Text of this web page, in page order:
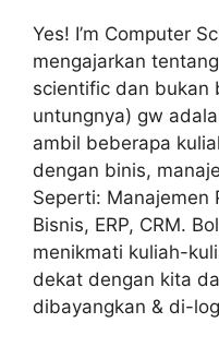
Yes! I’m Computer
mengajarkan
scientific dan bukan
untungnya) gw
ambil beberapa
dengan binis,
Seperti: Manajemen
Bisnis, ERP, CRM.
menikmati kuliah-
dekat dengan kita
dibayangkan & di-